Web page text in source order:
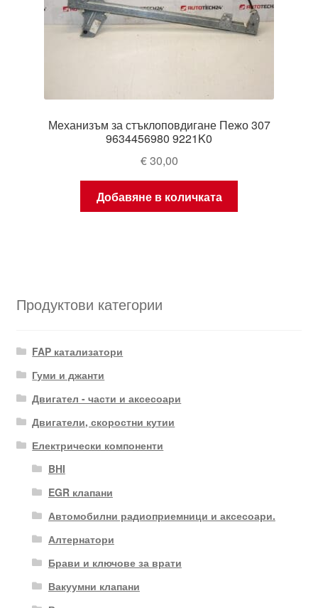
Механизъм за стъклоповдигане Пежо 307
9634456980 9221K0
€30,00
Добавяне в количката
Продуктови категории
FAP катализатори
Гуми и джанти
Двигател - части и аксесоари
Двигатели, скоростни кутии
Електрически компоненти
BHI
EGR клапани
Автомобилни радиоприемници и аксесоари.
Алтернатори
Брави и ключове за врати
Вакуумни клапани